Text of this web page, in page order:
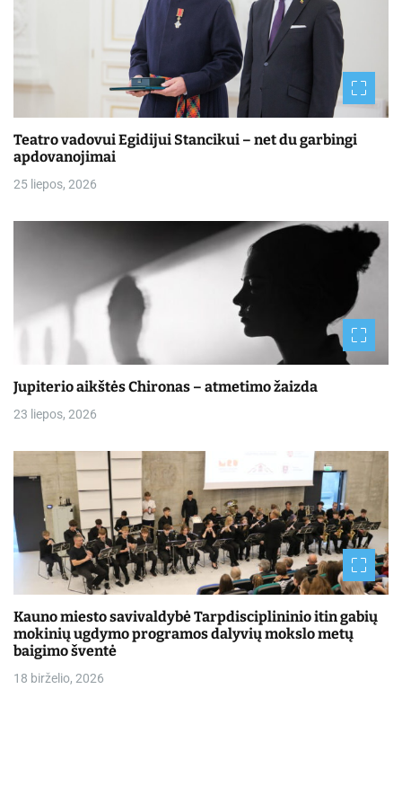
Teatro vadovui Egidijui Stancikui – net du garbingi
apdovanojimai
25 liepos, 2026
Jupiterio aikštės Chironas – atmetimo žaizda
23 liepos, 2026
Kauno miesto savivaldybė Tarpdisciplininio itin gabių
mokinių ugdymo programos dalyvių mokslo metų
baigimo šventė
18 birželio, 2026